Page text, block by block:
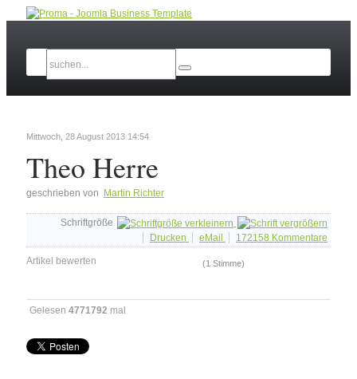
Mittwoch, 28 August 2013 14:54
Theo Herre
geschrieben von Martin Richter
Schriftgröße
Drucken
eMail 172158 Kommentare
Artikel bewerten (1 Stimme)
Gelesen 4771792 mal